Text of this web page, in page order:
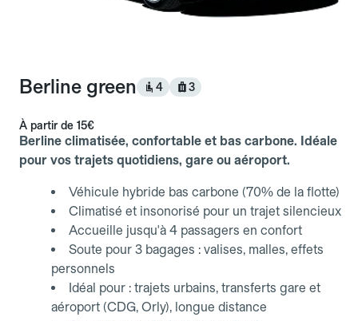
Berline green 4 3
À partir de 15€
Berline climatisée, confortable et bas carbone. Idéale
pour vos trajets quotidiens, gare ou aéroport.
Véhicule hybride bas carbone (70% de la flotte)
Climatisé et insonorisé pour un trajet silencieux
Accueille jusqu'à 4 passagers en confort
Soute pour 3 bagages : valises, malles, effets
personnels
Idéal pour : trajets urbains, transferts gare et
aéroport (CDG, Orly), longue distance